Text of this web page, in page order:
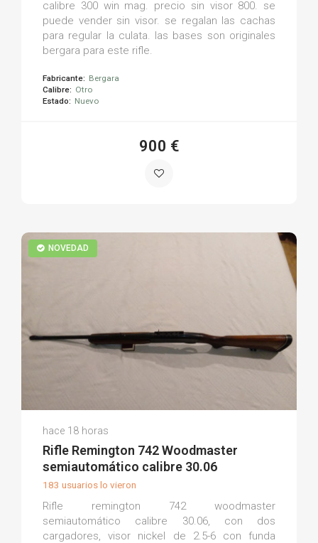
calibre 300 win mag. precio sin visor 800. se
puede vender sin visor. se regalan las cachas
para regular la culata. las bases son originales
bergara para este rifle.
Fabricante: Bergara
Calibre: Otro
Estado: Nuevo
900 €
NOVEDAD
Toni C.
hace 18 horas
Rifle Remington 742 Woodmaster
semiautomático calibre 30.06
183 usuarios lo vieron
Rifle remington 742 woodmaster
semiautomático calibre 30.06, con dos
cargadores, visor nickel de 2.5-6 con funda